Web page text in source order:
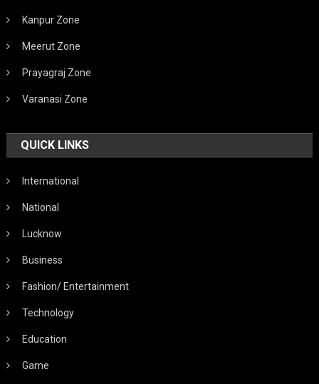
Kanpur Zone
Meerut Zone
Prayagraj Zone
Varanasi Zone
QUICK LINKS
International
National
Lucknow
Business
Fashion/ Entertainment
Technology
Education
Game